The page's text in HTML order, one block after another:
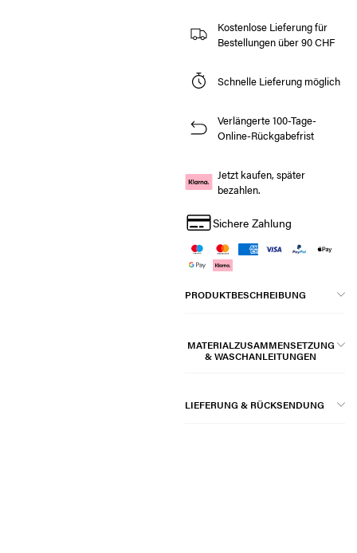
Kostenlose Lieferung für
Bestellungen über 90 CHF
Schnelle Lieferung möglich
Verlängerte 100-Tage-
Online-Rückgabefrist
Jetzt kaufen, später
bezahlen.
Sichere Zahlung
PRODUKTBESCHREIBUNG
MATERIALZUSAMMENSETZUNG
& WASCHANLEITUNGEN
LIEFERUNG & RÜCKSENDUNG